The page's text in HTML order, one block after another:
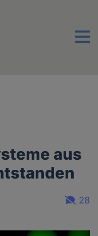
Menu
aus
28